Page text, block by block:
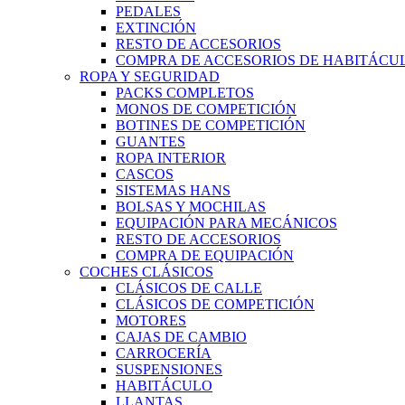
PEDALES
EXTINCIÓN
RESTO DE ACCESORIOS
COMPRA DE ACCESORIOS DE
ROPA Y SEGURIDAD
PACKS COMPLETOS
MONOS DE COMPETICIÓN
BOTINES DE COMPETICIÓN
GUANTES
ROPA INTERIOR
CASCOS
SISTEMAS HANS
BOLSAS Y MOCHILAS
EQUIPACIÓN PARA MECÁNICOS
RESTO DE ACCESORIOS
COMPRA DE EQUIPACIÓN
COCHES CLÁSICOS
CLÁSICOS DE CALLE
CLÁSICOS DE COMPETICIÓN
MOTORES
CAJAS DE CAMBIO
CARROCERÍA
SUSPENSIONES
HABITÁCULO
LLANTAS